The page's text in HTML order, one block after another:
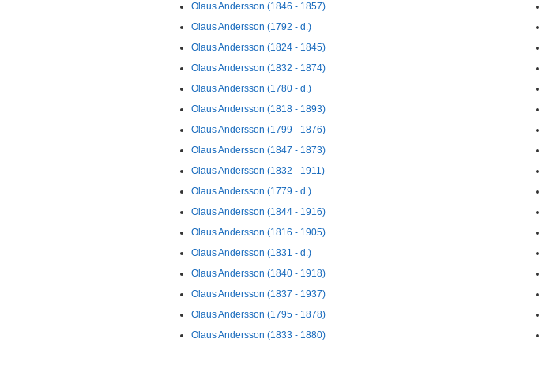
Olaus Andersson (1846 - 1857)
Olaus Andersson (1792 - d.)
Olaus Andersson (1824 - 1845)
Olaus Andersson (1832 - 1874)
Olaus Andersson (1780 - d.)
Olaus Andersson (1818 - 1893)
Olaus Andersson (1799 - 1876)
Olaus Andersson (1847 - 1873)
Olaus Andersson (1832 - 1911)
Olaus Andersson (1779 - d.)
Olaus Andersson (1844 - 1916)
Olaus Andersson (1816 - 1905)
Olaus Andersson (1831 - d.)
Olaus Andersson (1840 - 1918)
Olaus Andersson (1837 - 1937)
Olaus Andersson (1795 - 1878)
Olaus Andersson (1833 - 1880)